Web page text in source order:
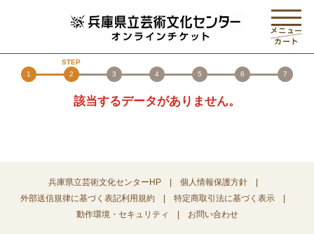
1 2 3 4 5 6 7
該当するデータがありません。
兵庫県立芸術文化センターHP
個人情報保護方針
外部送信規律に基づく表記利用規約
特定商取引法に基づく表示
動作環境・セキュリティ
お問い合わせ